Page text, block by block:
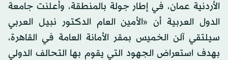
الأردنية عمان، في إطار جولة بالمنطقة، وأعلنت جامعة
الدول العربية أن «الأمين العام الدكتور نبيل العربي
سيلتقي آلن الخميس بمقر الأمانة العامة في القاهرة،
بهدف استعراض الجهود التي يقوم بها التحالف الدولي